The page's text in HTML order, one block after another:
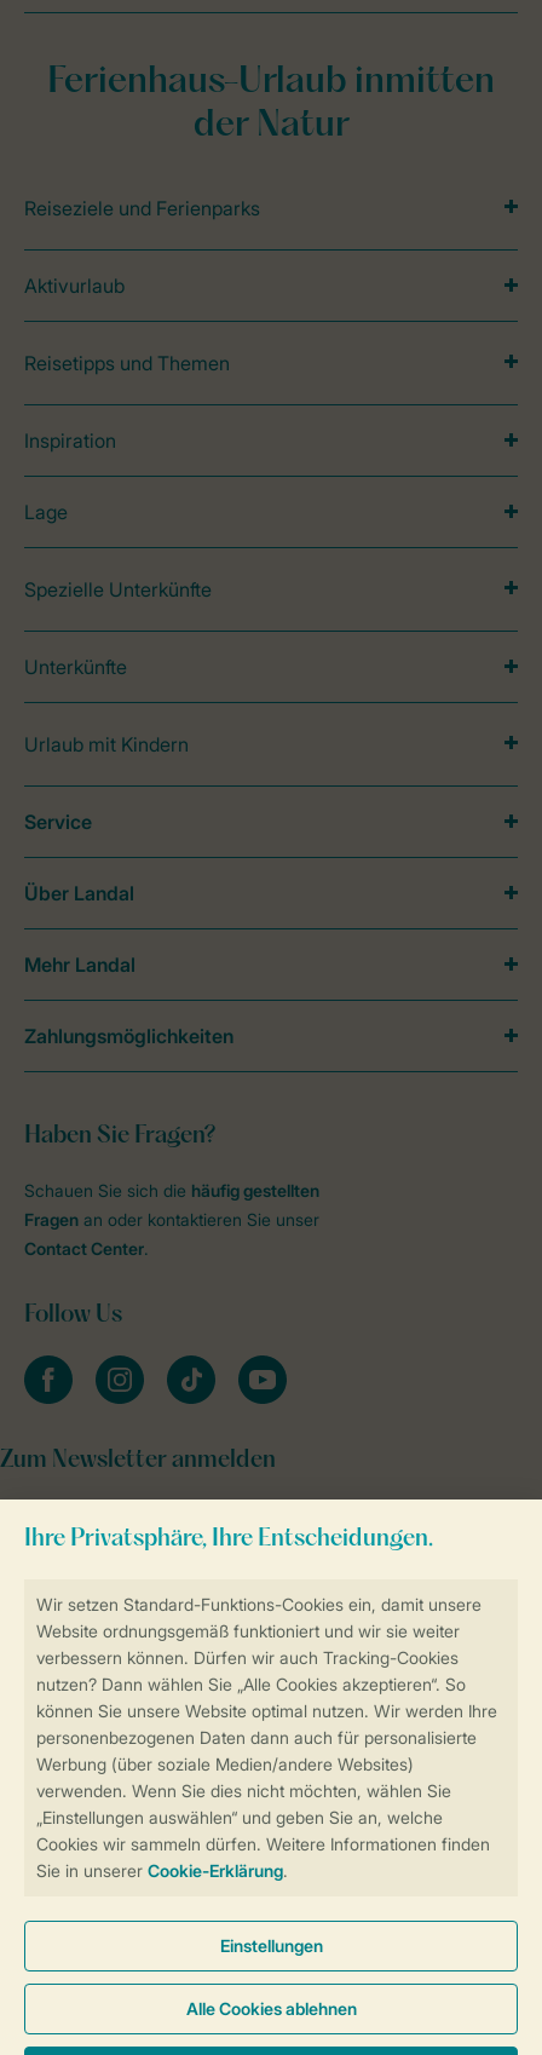
Sicherstellung Deiner Privatsphäre
Sicher und schnell zur Online-Buchung
Sichere Datenübertragung
Sicheres Bezahlen
Ferienhaus-Urlaub inmitten
der Natur
Reiseziele und Ferienparks
Aktivurlaub
Reisetipps und Themen
Inspiration
Lage
Spezielle Unterkünfte
Unterkünfte
Urlaub mit Kindern
Haben Sie Fragen?
Schauen Sie sich die häufig gestellten
Fragen an oder kontaktieren Sie unser
Contact Center.
Follow Us
facebookinstagramtiktok youtube
Zum Newsletter anmelden
Service
Über Landal
Mehr Landal
Zahlungsmöglichkeiten
Cookies und Banner
Barrierefreiheit